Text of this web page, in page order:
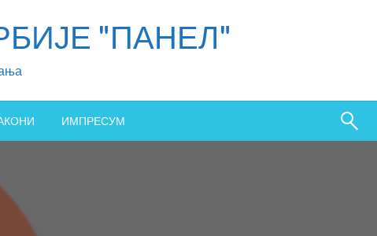
"ПАНЕЛ"
ИМПРЕСУМ